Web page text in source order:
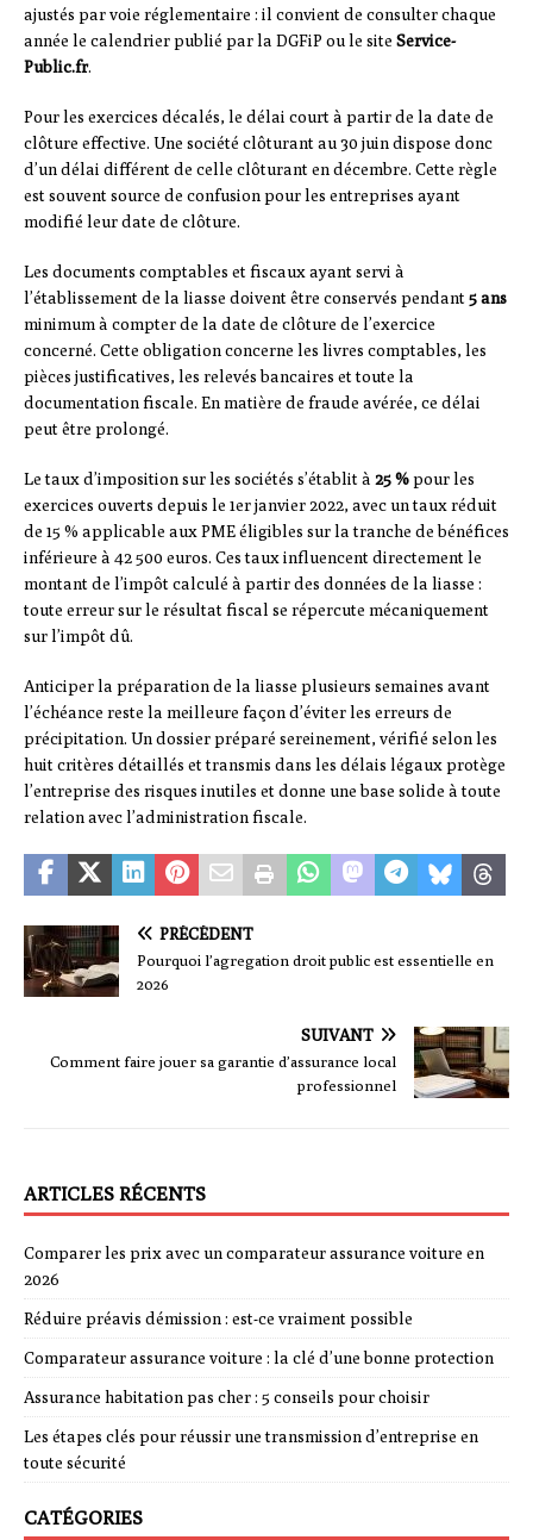
ajustés par voie réglementaire : il convient de consulter chaque
année le calendrier publié par la DGFiP ou le site Service-
Public.fr.
Pour les exercices décalés, le délai court à partir de la date de
clôture effective. Une société clôturant au 30 juin dispose donc
d’un délai différent de celle clôturant en décembre. Cette règle
est souvent source de confusion pour les entreprises ayant
modifié leur date de clôture.
Les documents comptables et fiscaux ayant servi à
l’établissement de la liasse doivent être conservés pendant5 ans
minimum à compter de la date de clôture de l’exercice
concerné. Cette obligation concerne les livres comptables, les
pièces justificatives, les relevés bancaires et toute la
documentation fiscale. En matière de fraude avérée, ce délai
peut être prolongé.
Le taux d’imposition sur les sociétés s’établit à 25 %pour les
exercices ouverts depuis le 1er janvier 2022, avec un taux réduit
de 15 % applicable aux PME éligibles sur la tranche de bénéfices
inférieure à 42 500 euros. Ces taux influencent directement le
montant de l’impôt calculé à partir des données de la liasse :
toute erreur sur le résultat fiscal se répercute mécaniquement
sur l’impôt dû.
Anticiper la préparation de la liasse plusieurs semaines avant
l’échéance reste la meilleure façon d’éviter les erreurs de
précipitation. Un dossier préparé sereinement, vérifié selon les
huit critères détaillés et transmis dans les délais légaux protège
l’entreprise des risques inutiles et donne une base solide à toute
relation avec l’administration fiscale.
PRÉCÉDENT
Pourquoi l’agregation droit public est essentielle en
2026
SUIVANT
Comment faire jouer sa garantie d’assurance local
professionnel
ARTICLES RÉCENTS
Comparer les prix avec un comparateur assurance voiture en
2026
Réduire préavis démission : est-ce vraiment possible
Comparateur assurance voiture : la clé d’une bonne protection
Assurance habitation pas cher : 5 conseils pour choisir
Les étapes clés pour réussir une transmission d’entreprise en
toute sécurité
CATÉGORIES